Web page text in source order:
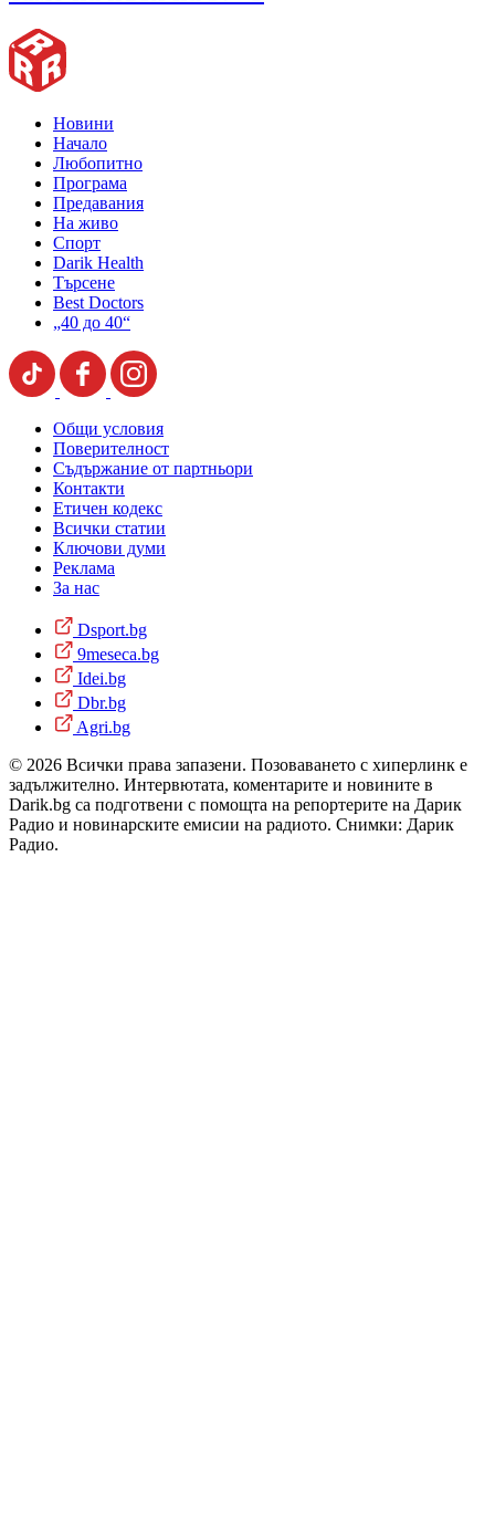
Новини
Начало
Любопитно
Програма
Предавания
На живо
Спорт
Darik Health
Търсене
Best Doctors
„40 до 40“
Общи условия
Поверителност
Съдържание от партньори
Контакти
Етичен кодекс
Всички статии
Ключови думи
Реклама
За нас
Dsport.bg
9meseca.bg
Idei.bg
Dbr.bg
Agri.bg
© 2026 Всички права запазени. Позоваването с хиперлинк е
задължително. Интервютата, коментарите и новините в
Darik.bg са подготвени с помощта на репортерите на Дарик
Радио и новинарските емисии на радиото. Снимки: Дарик
Радио.